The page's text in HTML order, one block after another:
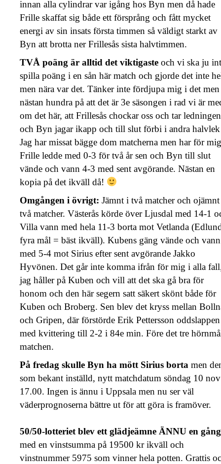
innan alla cylindrar var igång hos Byn men då hade
Frille skaffat sig både ett försprång och fått mycket
energi av sin insats första timmen så väldigt starkt av
Byn att brotta ner Frillesås sista halvtimmen.
TVÅ poäng är alltid det viktigaste och vi ska ju
spilla poäng i en sån här match och gjorde det inte
men nära var det. Tänker inte fördjupa mig i det men
nästan hundra på att det är 3e säsongen i rad vi är
om det här, att Frillesås chockar oss och tar ledningen
och Byn jagar ikapp och till slut förbi i andra
Jag har missat bägge dom matcherna men har för mig
Frille ledde med 0-3 för två år sen och Byn till slut
vände och vann 4-3 med sent avgörande. Nästan en
kopia på det ikväll då!
Omgången i övrigt: Jämnt i två matcher och
två matcher. Västerås körde över Ljusdal med 14-1
Villa vann med hela 11-3 borta mot Vetlanda
fyra mål = bäst ikväll). Kubens gäng vände och vann
med 5-4 mot Sirius efter sent avgörande Jakko
Hyvönen. Det går inte komma ifrån för mig i alla
jag håller på Kuben och vill att det ska gå bra för
honom och den här segern satt säkert skönt både för
Kuben och Broberg. Sen blev det kryss mellan
och Gripen, där förstörde Erik Pettersson oddslappen
med kvittering till 2-2 i 84e min. Före det tre
matchen.
På fredag skulle Byn ha mött Sirius borta men
som bekant inställd, nytt matchdatum söndag 10
17.00. Ingen is ännu i Uppsala men nu ser väl
väderprognoserna bättre ut för att göra is framöver.
50/50-lotteriet blev ett glädjeämne ÄNNU en gång
med en vinstsumma på 19500 kr ikväll och
vinstnummer 5975 som vinner hela potten. Grattis